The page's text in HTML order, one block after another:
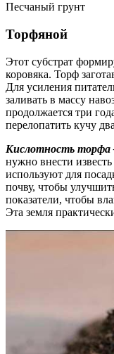
Песчаный грунт
Торфяной
Этот субстрат
коровяка. Торф
Для усиления
заливать в массу
продолжается три
перелопатить кучу
Кислотность торфа
нужно внести
используют для
почву, чтобы
показатели, чтобы
Эта земля